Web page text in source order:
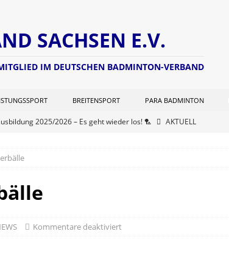
SACHSEN E.V.
IM DEUTSCHEN BADMINTON-VERBAND
BREITENSPORT PARA BADMINTON
2025/2026 – Es geht wieder los! 🏸
AKTUELL
hat seine Seite aktualisiert (Stand: 21.06.2025)
2024/2025 – Finale! 💪🏸
Kommentare deaktiviert